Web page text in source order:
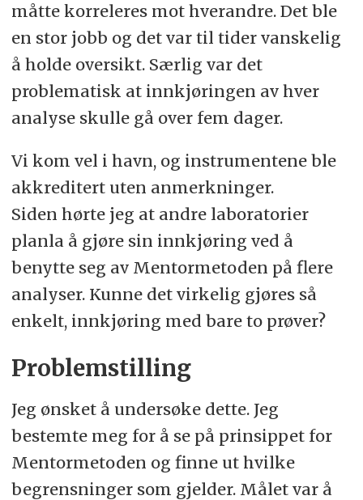
måtte korreleres mot hverandre. Det ble
en stor jobb og det var til tider vanskelig
å holde oversikt. Særlig var det
problematisk at innkjøringen av hver
analyse skulle gå over fem dager.
Vi kom vel i havn, og instrumentene ble
akkreditert uten anmerkninger.
Siden hørte jeg at andre laboratorier
planla å gjøre sin innkjøring ved å
benytte seg av Mentormetoden på flere
analyser. Kunne det virkelig gjøres så
enkelt, innkjøring med bare to prøver?
Problemstilling
Jeg ønsket å undersøke dette. Jeg
bestemte meg for å se på prinsippet for
Mentormetoden og finne ut hvilke
begrensninger som gjelder. Målet var å